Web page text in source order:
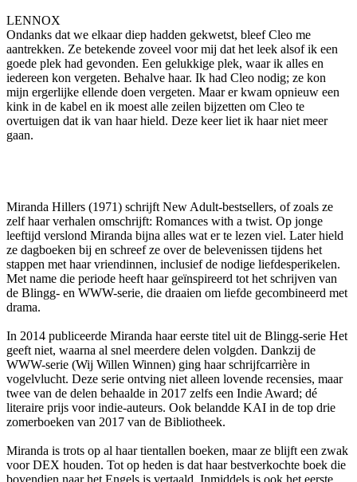
LENNOX
Ondanks dat we elkaar diep hadden gekwetst, bleef Cleo me
aantrekken. Ze betekende zoveel voor mij dat het leek alsof ik een
goede plek had gevonden. Een gelukkige plek, waar ik alles en
iedereen kon vergeten. Behalve haar. Ik had Cleo nodig; ze kon
mijn ergerlijke ellende doen vergeten. Maar er kwam opnieuw een
kink in de kabel en ik moest alle zeilen bijzetten om Cleo te
overtuigen dat ik van haar hield. Deze keer liet ik haar niet meer
gaan.
Miranda Hillers (1971) schrijft New Adult-bestsellers, of zoals ze
zelf haar verhalen omschrijft: Romances with a twist. Op jonge
leeftijd verslond Miranda bijna alles wat er te lezen viel. Later hield
ze dagboeken bij en schreef ze over de belevenissen tijdens het
stappen met haar vriendinnen, inclusief de nodige liefdesperikelen.
Met name die periode heeft haar geïnspireerd tot het schrijven van
de Blingg- en WWW-serie, die draaien om liefde gecombineerd met
drama.
In 2014 publiceerde Miranda haar eerste titel uit de Blingg-serie Het
geeft niet, waarna al snel meerdere delen volgden. Dankzij de
WWW-serie (Wij Willen Winnen) ging haar schrijfcarrière in
vogelvlucht. Deze serie ontving niet alleen lovende recensies, maar
twee van de delen behaalde in 2017 zelfs een Indie Award; dé
literaire prijs voor indie-auteurs. Ook belandde KAI in de top drie
zomerboeken van 2017 van de Bibliotheek.
Miranda is trots op al haar tientallen boeken, maar ze blijft een zwak
voor DEX houden. Tot op heden is dat haar bestverkochte boek die